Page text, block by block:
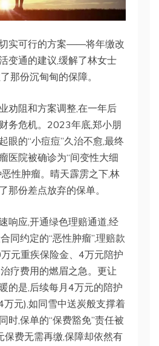
实可行的方案——将年缴改
变通的建议,缓解了林女士
那份沉甸甸的保障。
劝阻和方案调整,在一年后
务危机。2023年底,郑小朋
眼的“小痘痘”久治不愈,最终
医院被确诊为“间变性大细
性肿瘤。晴天霹雳之下,林
那份差点放弃的保单。
响应,开通绿色理赔通道,经
同约定的“恶性肿瘤”,理赔款
元重疾保险金、4万元陪护
疗费用的燃眉之急。更让
的是,后续每月4万元的陪护
元),如同雪中送炭般支撑着
时,保单的“保费豁免”责任被
保费无需再缴,保障却依然有